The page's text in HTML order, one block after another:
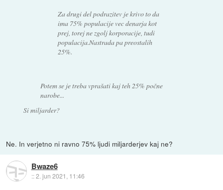
Za drugi del podrazitev je krivo to da
ima 75% populacije vec denarja kot
prej, torej ne zgolj korporacije, tudi
populacija.Nastrada pa preostalih
25%.
Potem se je treba vprašati kaj teh 25% počne
narobe...
Si miljarder?
Ne. In verjetno ni ravno 75% ljudi miljarderjev kaj ne?
Bwaze6
::2. jun 2021, 11:46